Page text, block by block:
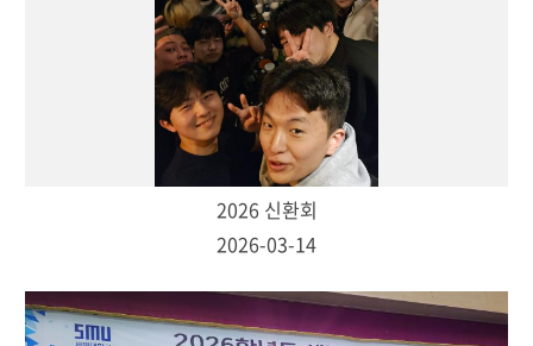
2026 신환회
2026-03-14